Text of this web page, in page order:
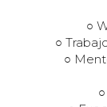
○
○
○